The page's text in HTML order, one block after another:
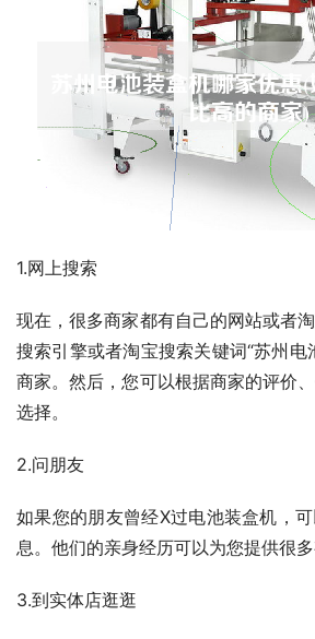
1.网上搜索
现在，很多商家都有自己的网站或者
搜索引擎或者淘宝搜索关键词“苏州电
商家。然后，您可以根据商家的评价
选择。
2.问朋友
如果您的朋友曾经X过电池装盒机，
息。他们的亲身经历可以为您提供很多
3.到实体店逛逛